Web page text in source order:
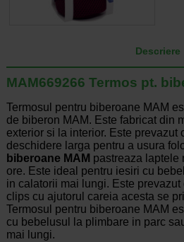
Descriere
MAM669266 Termos pt.
Termosul pentru biberoane MAM
de biberon MAM. Este fabricat din
exterior si la interior. Este prevazut
deschidere larga pentru a usura
biberoane MAM pastreaza laptele
ore. Este ideal pentru iesiri cu
in calatorii mai lungi. Este
clips cu ajutorul careia acesta se
Termosul pentru biberoane MAM
cu bebelusul la plimbare in parc
mai lungi.